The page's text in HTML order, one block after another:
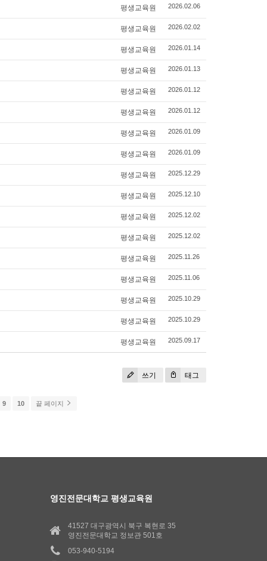
평생교육원 2026.02.06
평생교육원 2026.02.02
평생교육원 2026.01.14
평생교육원 2026.01.13
평생교육원 2026.01.12
평생교육원 2026.01.12
평생교육원 2026.01.09
평생교육원 2026.01.09
평생교육원 2025.12.29
평생교육원 2025.12.10
평생교육원 2025.12.02
평생교육원 2025.12.02
평생교육원 2025.11.26
평생교육원 2025.11.06
평생교육원 2025.10.29
평생교육원 2025.10.29
평생교육원 2025.09.17
쓰기 태그
9 10 끝 페이지
영진전문대학교 평생교육원
41527 대구광역시 북구 복현로 35
영진전문대학교 정보관 501호
053-940-5194